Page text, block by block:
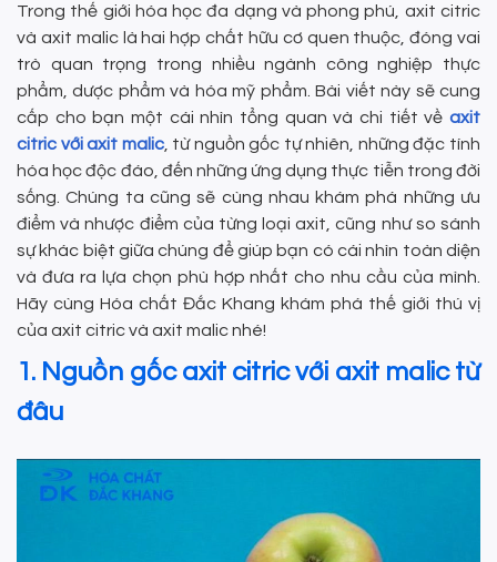
Trong thế giới hóa học đa dạng và phong phú, axit citric
và axit malic là hai hợp chất hữu cơ quen thuộc, đóng vai
trò quan trọng trong nhiều ngành công nghiệp thực
phẩm, dược phẩm và hóa mỹ phẩm. Bài viết này sẽ cung
cấp cho bạn một cái nhìn tổng quan và chi tiết về axit
citric với axit malic, từ nguồn gốc tự nhiên, những đặc tính
hóa học độc đáo, đến những ứng dụng thực tiễn trong đời
sống. Chúng ta cũng sẽ cùng nhau khám phá những ưu
điểm và nhược điểm của từng loại axit, cũng như so sánh
sự khác biệt giữa chúng để giúp bạn có cái nhìn toàn diện
và đưa ra lựa chọn phù hợp nhất cho nhu cầu của mình.
Hãy cùng Hóa chất Đắc Khang khám phá thế giới thú vị
của axit citric và axit malic nhé!
1. Nguồn gốc axit citric với axit malic từ
đâu